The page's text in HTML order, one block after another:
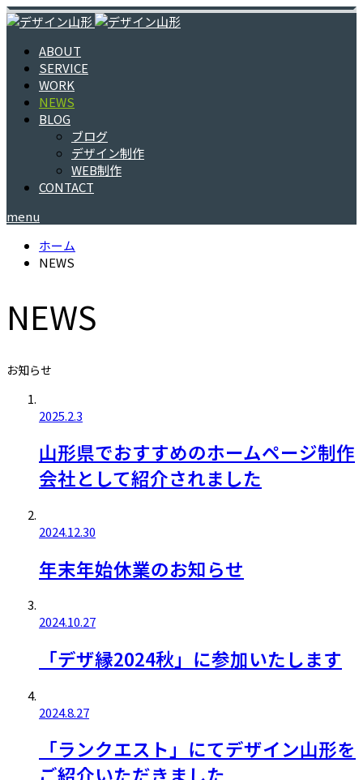
ABOUT
SERVICE
WORK
NEWS
BLOG
ブログ
デザイン制作
WEB制作
CONTACT
menu
ホーム
NEWS
NEWS
お知らせ
2025.2.3
山形県でおすすめのホームページ制作
会社として紹介されました
2024.12.30
年末年始休業のお知らせ
2024.10.27
「デザ縁2024秋」に参加いたします
2024.8.27
「ランクエスト」にてデザイン山形を
ご紹介いただきました